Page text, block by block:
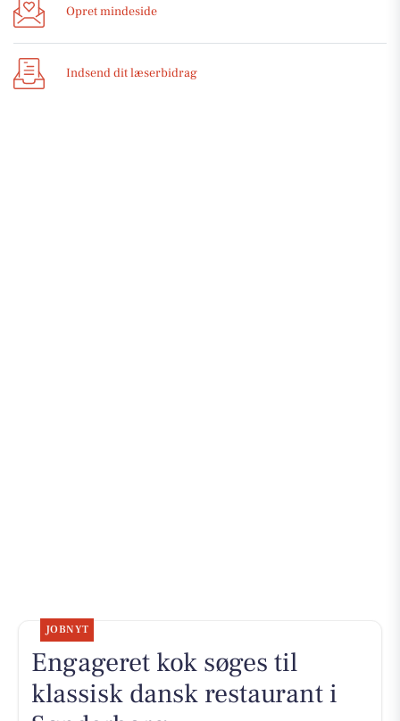
Opret mindeside
Indsend dit læserbidrag
JOBNYT
Engageret kok søges til
klassisk dansk restaurant i